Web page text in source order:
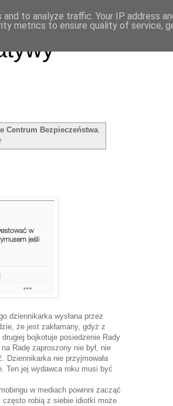
Centrum Bezpieczeństwa
dziennikarka wysłana przez
że jest zakłamany, gdyż z
bojkotuje posiedzenie Rady
Radę zaproszony nie był, nie
Dziennikarka nie przyjmowała
Ten jej wydawca roku musi być
w mediach powinni zacząć
robią z siebie idiotki może
to analyze traffic. Your IP address
metrics to ensure quality of service,